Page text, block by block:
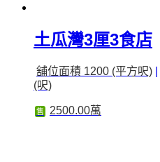
土瓜灣3厘3食店
舖位面積 1200 (平方呎)
(呎)
售 2500.00萬